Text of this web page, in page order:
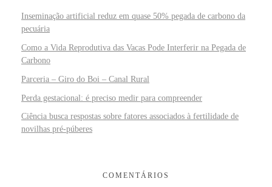
Inseminação artificial reduz em quase 50% pegada de carbono da
pecuária
Como a Vida Reprodutiva das Vacas Pode Interferir na Pegada de
Carbono
Parceria – Giro do Boi – Canal Rural
Perda gestacional: é preciso medir para compreender
Ciência busca respostas sobre fatores associados à fertilidade de
novilhas pré-púberes
COMENTÁRIOS